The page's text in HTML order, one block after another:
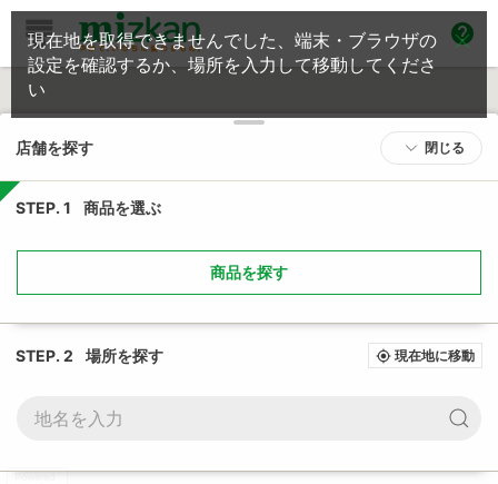
help
Powered
店舗を探す 閉じる
STEP. 1 商品を選ぶ
商品を探す
STEP. 2 場所を探す my_location 現在地に移動
現在地を取得できませんでした、端末・ブラウザの
設定を確認するか、場所を入力して移動してくださ
い